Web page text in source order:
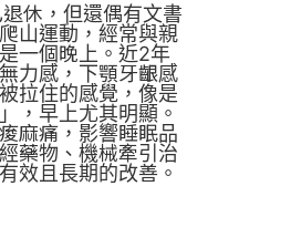
休，但還偶有文書
山運動，經常與親
一個晚上。近2年
力感，下顎牙齦感
拉住的感覺，像是
，早上尤其明顯。
麻痛，影響睡眠品
藥物、機械牽引治
效且長期的改善。